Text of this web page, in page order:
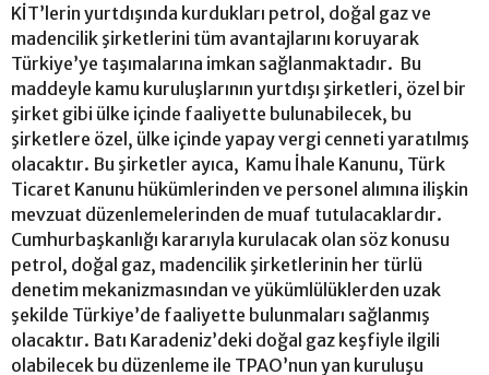
KİT’lerin yurtdışında kurdukları petrol, doğal gaz ve
madencilik şirketlerini tüm avantajlarını koruyarak
Türkiye’ye taşımalarına imkan sağlanmaktadır. Bu
maddeyle kamu kuruluşlarının yurtdışı şirketleri, özel bir
şirket gibi ülke içinde faaliyette bulunabilecek, bu
şirketlere özel, ülke içinde yapay vergi cenneti yaratılmış
olacaktır. Bu şirketler ayıca, Kamu İhale Kanunu, Türk
Ticaret Kanunu hükümlerinden ve personel alımına ilişkin
mevzuat düzenlemelerinden de muaf tutulacaklardır.
Cumhurbaşkanlığı kararıyla kurulacak olan söz konusu
petrol, doğal gaz, madencilik şirketlerinin her türlü
denetim mekanizmasından ve yükümlülüklerden uzak
şekilde Türkiye’de faaliyette bulunmaları sağlanmış
olacaktır. Batı Karadeniz’deki doğal gaz keşfiyle ilgili
olabilecek bu düzenleme ile TPAO’nun yan kuruluşu